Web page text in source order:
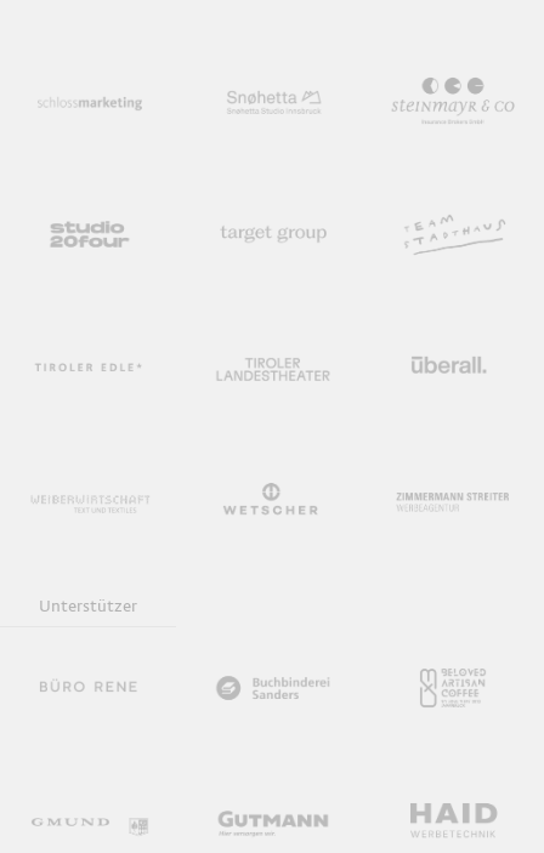
Unterstützer